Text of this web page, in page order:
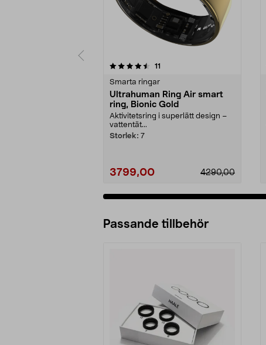
11
Smarta ringar
Ultrahuman Ring Air smart
ring, Bionic Gold
Aktivitetsring i superlätt design –
vattentät...
Storlek: 7
3799,00 4290,00
5.0 av 5 stjärnor
Passande tillbehör